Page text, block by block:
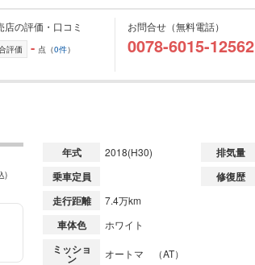
店の評価・口コミ
評価 - 点（0件）
お問合せ（無料電話）
0078-6015-12562
)
年式 2018(H30) 排気量
乗車定員 修復歴
走行距離 7.4万km
車体色 ホワイト
ミッショ
ン オートマ （AT）